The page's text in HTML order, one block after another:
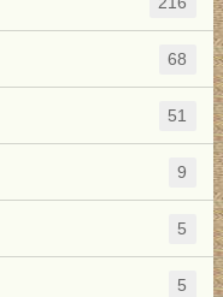
68
51
9
5
5